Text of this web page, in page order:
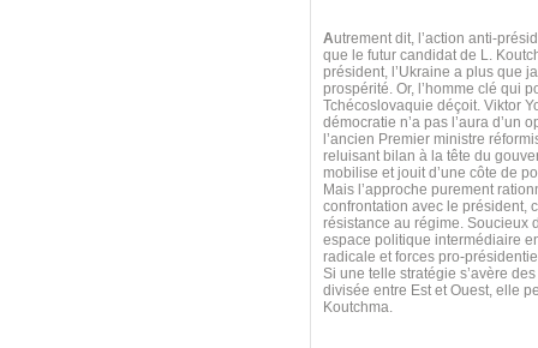
Autrement dit, l’action anti-
que le futur candidat de L.
président, l’Ukraine a plus que
prospérité. Or, l’homme clé qui
Tchécoslovaquie déçoit. Viktor
démocratie n’a pas l’aura d’un
l’ancien Premier ministre
reluisant bilan à la tête du
mobilise et jouit d’une côte de
Mais l’approche purement
confrontation avec le président,
résistance au régime. Soucieux
espace politique intermédiaire
radicale et forces pro-
Si une telle stratégie s’avère
divisée entre Est et Ouest, elle
Koutchma.